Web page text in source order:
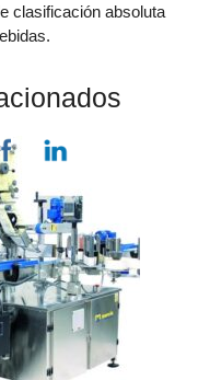
clasificación absoluta